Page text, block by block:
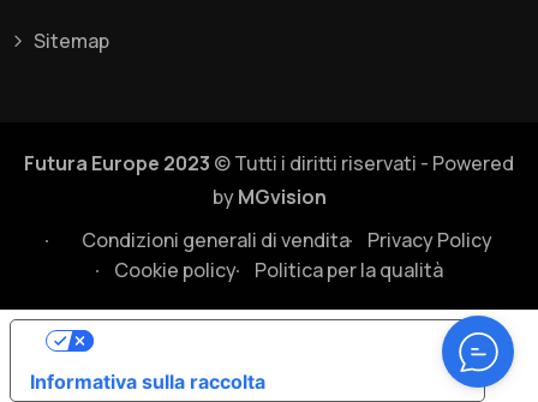
Sitemap
Futura Europe 2023 © Tutti i diritti riservati - Powered
byMGvision
Condizioni generali di vendita
Privacy Policy
Cookie policy
Politica per la qualità
Informativa sulla raccolta
Le tue preferenze relative alla privacy